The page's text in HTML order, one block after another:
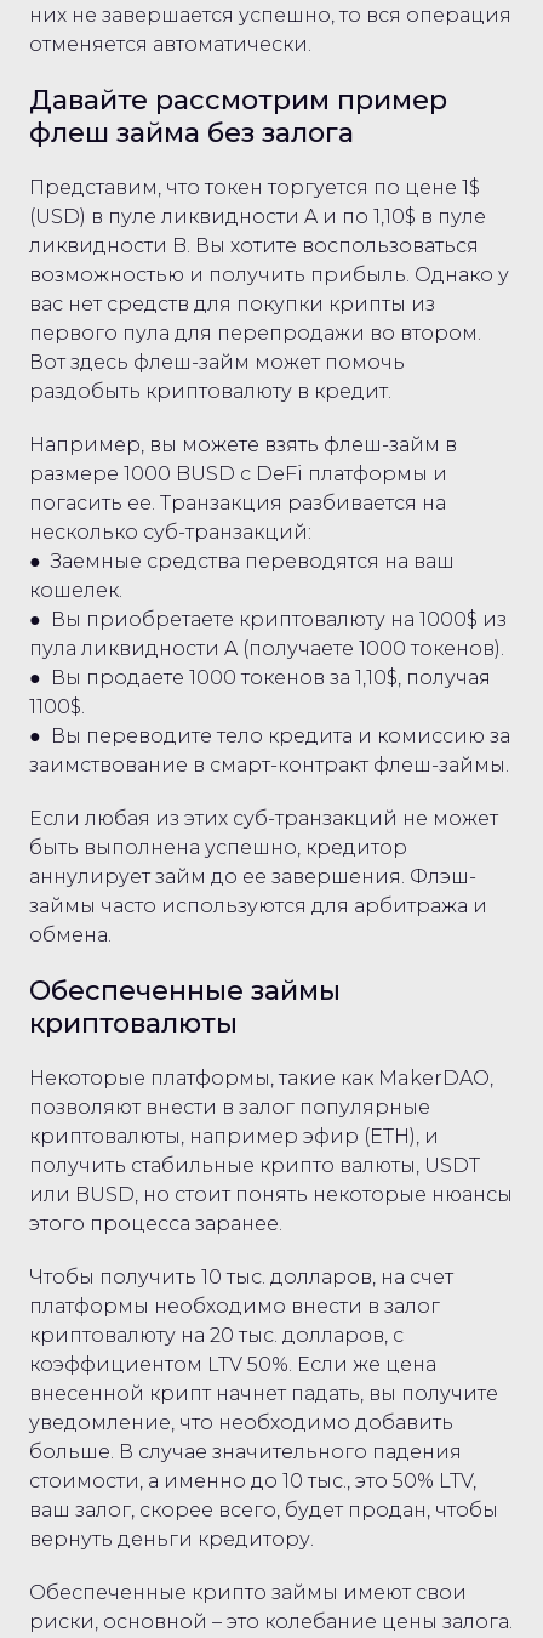
них не завершается успешно, то вся операция
отменяется автоматически.
Давайте рассмотрим пример
флеш займа без залога
Представим, что токен торгуется по цене 1$
(USD) в пуле ликвидности A и по 1,10$ в пуле
ликвидности B. Вы хотите воспользоваться
возможностью и получить прибыль. Однако у
вас нет средств для покупки крипты из
первого пула для перепродажи во втором.
Вот здесь флеш-займ может помочь
раздобыть криптовалюту в кредит.
Например, вы можете взять флеш-займ в
размере 1000 BUSD с DeFi платформы и
погасить ее. Транзакция разбивается на
несколько суб-транзакций:
● Заемные средства переводятся на ваш
кошелек.
● Вы приобретаете криптовалюту на 1000$ из
пула ликвидности A (получаете 1000 токенов).
● Вы продаете 1000 токенов за 1,10$, получая
1100$.
● Вы переводите тело кредита и комиссию за
заимствование в смарт-контракт флеш-займы.
Если любая из этих суб-транзакций не может
быть выполнена успешно, кредитор
аннулирует займ до ее завершения. Флэш-
займы часто используются для арбитража и
обмена.
Обеспеченные займы
криптовалюты
Некоторые платформы, такие как MakerDAO,
позволяют внести в залог популярные
криптовалюты, например эфир (ETH), и
получить стабильные крипто валюты, USDT
или BUSD, но стоит понять некоторые нюансы
этого процесса заранее.
Чтобы получить 10 тыс. долларов, на счет
платформы необходимо внести в залог
криптовалюту на 20 тыс. долларов, с
коэффициентом LTV 50%. Если же цена
внесенной крипт начнет падать, вы получите
уведомление, что необходимо добавить
больше. В случае значительного падения
стоимости, а именно до 10 тыс., это 50% LTV,
ваш залог, скорее всего, будет продан, чтобы
вернуть деньги кредитору.
Обеспеченные крипто займы имеют свои
риски, основной – это колебание цены залога.